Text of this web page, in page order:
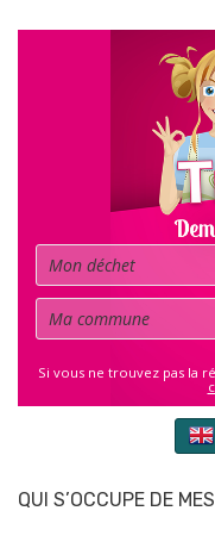
Déchet
Commune
Si vous ne trouvez pas la
QUI S’OCCUPE DE